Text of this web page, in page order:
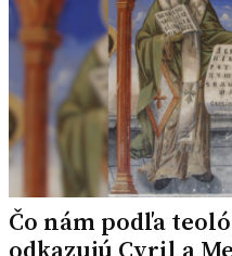
Čo nám podľa